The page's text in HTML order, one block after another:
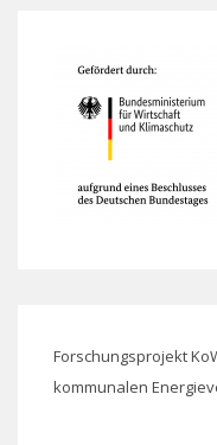
Forschungsprojekt
kommunalen